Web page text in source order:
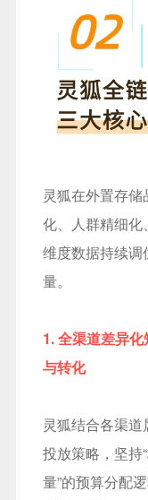
灵狐在外置存
化、人群精细化
维度数据持续调
量。
1. 全渠道差异化
与转化
灵狐结合各渠
投放策略，坚持
量”的预算分配